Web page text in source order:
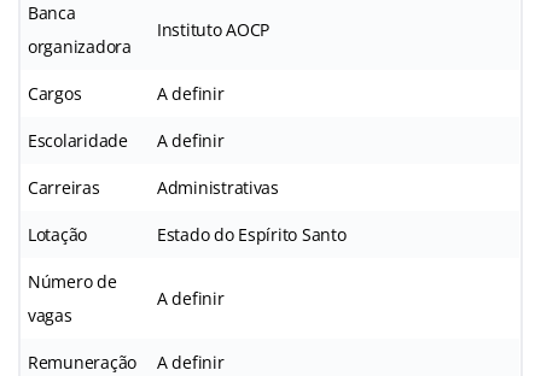
Banca
organizadora
Instituto AOCP
Cargos A definir
Escolaridade A definir
Carreiras Administrativas
Lotação Estado do Espírito Santo
Número de
vagas
A definir
Remuneração A definir